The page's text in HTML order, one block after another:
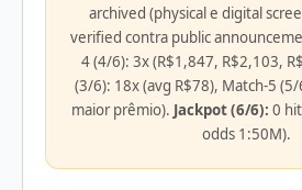
archived (physical e digital
verified contra public
4 (4/6): 3x (R$1,847, R$2,103,
(3/6): 18x (avg R$78), Match-5
maior prêmio). Jackpot (6/6): 0
odds 1:50M).